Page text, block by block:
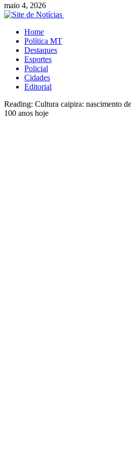
maio 4, 2026
Home
Política MT
Destaques
Esportes
Policial
Cidades
Editorial
Reading: Cultura caipira: nascimento
100 anos hoje